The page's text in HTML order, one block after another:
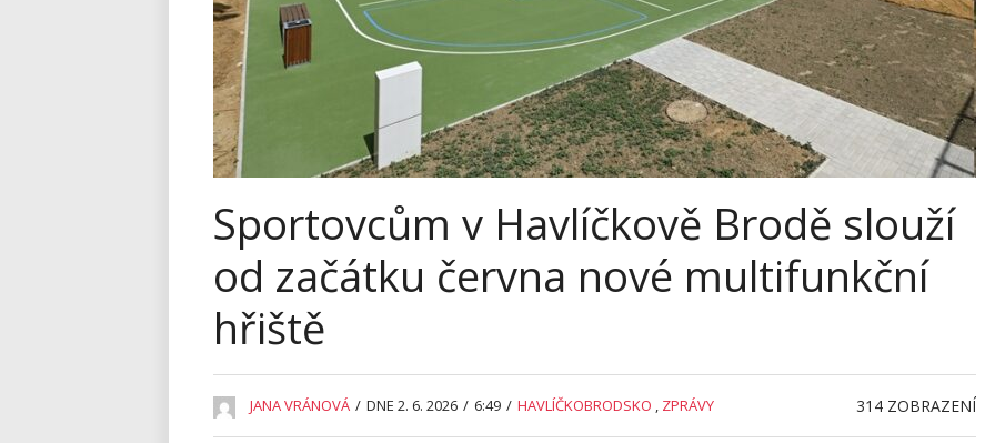
Sportovcům v Havlíčkově Brodě slouží
od začátku června nové multifunkční
hřiště
JANA VRÁNOVÁ / DNE 2. 6. 2026 / 6:49 / HAVLÍČKOBRODSKO , ZPRÁVY 314 ZOBRAZENÍ